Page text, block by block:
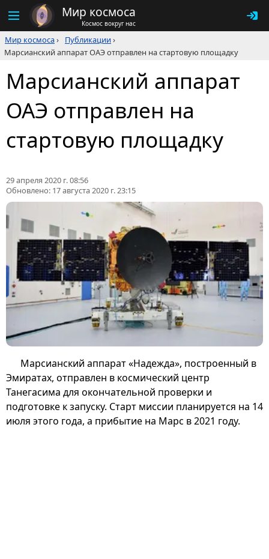
Мир космоса
Космос вокруг нас
Мир космоса› Публикации›
Марсианский аппарат ОАЭ отправлен на стартовую площадку
Марсианский аппарат
ОАЭ отправлен на
стартовую площадку
29 апреля 2020 г. 08:56
Обновлено: 17 августа 2020 г. 23:15
Марсианский аппарат «Надежда», построенный в
Эмиратах, отправлен в космический центр
Танегасима для окончательной проверки и
подготовке к запуску. Старт миссии планируется на 14
июля этого года, а прибытие на Марс в 2021 году.